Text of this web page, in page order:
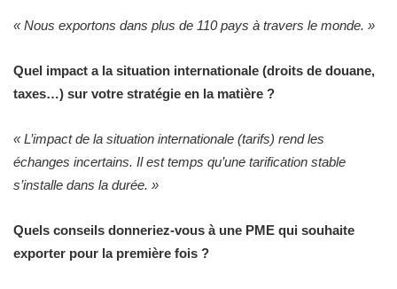
« Nous exportons dans plus de 110 pays à travers le monde. »
Quel impact a la situation internationale (droits de douane,
taxes…) sur votre stratégie en la matière ?
« L’impact de la situation internationale (tarifs) rend les
échanges incertains. Il est temps qu’une tarification stable
s’installe dans la durée. »
Quels conseils donneriez-vous à une PME qui souhaite
exporter pour la première fois ?